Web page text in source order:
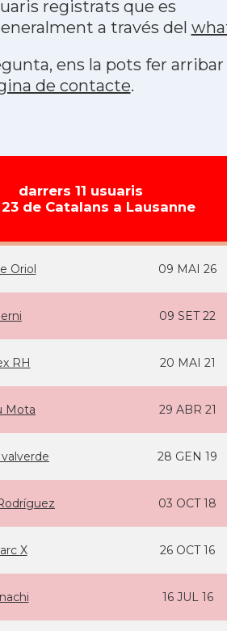
registrats que es
a través del
ens la pots fer arribar
de contacte.
darrers 11 usuaris
de Catalans a Lausanne
Oriol 09 MAI 26
09 SET 22
RH 20 MAI 21
Mota 29 ABR 21
28 GEN 19
03 OCT 18
X 26 OCT 16
16 JUL 16